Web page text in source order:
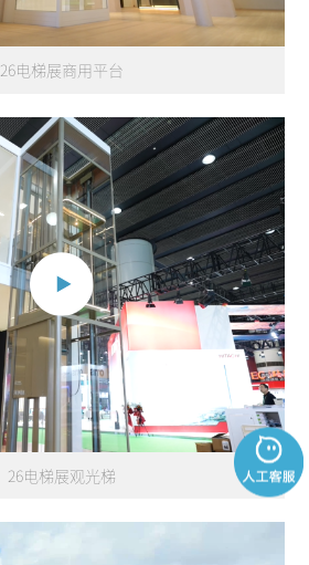
26电梯展商用平台
26电梯展观光梯